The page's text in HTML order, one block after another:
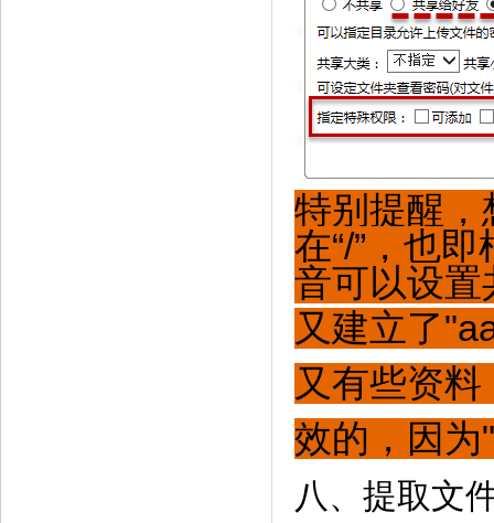
特别提醒，
在“/”，也
音可以设置
又建立了
又有些资
效的，因为
八、提取文